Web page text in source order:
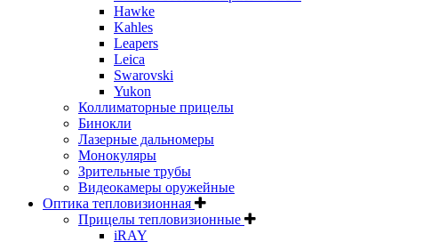
Hawke
Kahles
Leapers
Leica
Swarovski
Yukon
Коллиматорные прицелы
Бинокли
Лазерные дальномеры
Монокуляры
Зрительные трубы
Видеокамеры оружейные
Оптика тепловизионная
Прицелы тепловизионные
iRAY